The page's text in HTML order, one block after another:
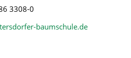
3308-0
baumschule.de